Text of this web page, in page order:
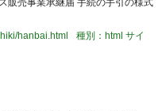
販売事業承継届 手続の手引の様式
hanbai.html
種別：html サイ